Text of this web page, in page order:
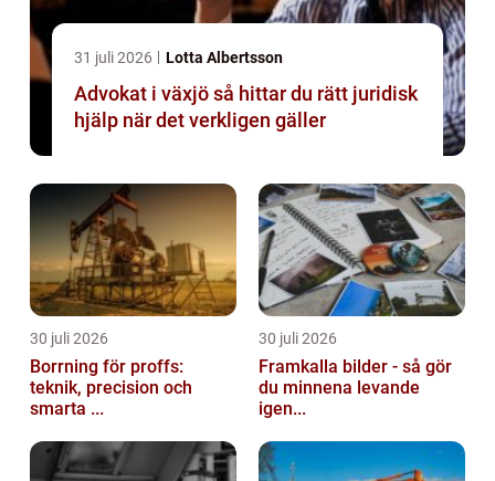
31 juli 2026 Lotta Albertsson
Advokat i växjö så hittar du rätt juridisk
hjälp när det verkligen gäller
30 juli 2026
Borrning för proffs:
teknik, precision och
smarta ...
30 juli 2026
Framkalla bilder - så gör
du minnena levande
igen...